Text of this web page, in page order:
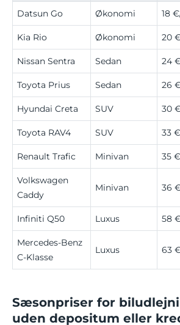
Datsun Go Økonomi 18
Kia Rio Økonomi 20
Nissan Sentra Sedan 24
Toyota Prius Sedan 26
Hyundai Creta SUV 30
Toyota RAV4 SUV 33
Renault Trafic Minivan 35
Volkswagen
Caddy
Minivan 36
Infiniti Q50 Luxus 58
Mercedes-Benz
C-Klasse
Luxus 63
Sæsonpriser for
uden depositum eller